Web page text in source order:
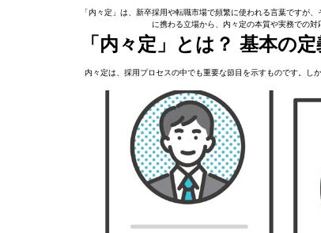
「内々定」は、新卒採用や転職市場で頻繁に使われる言葉ですが
に携わる立場から、内々定の本質や実務での
「内々定」とは？ 基本の
内々定は、採用プロセスの中でも重要な節目を示すものです。し